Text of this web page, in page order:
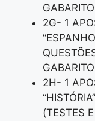
2G- 1
2H- 1
(TESTES